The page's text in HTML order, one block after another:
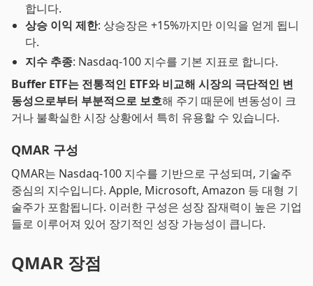
합니다.
상승 이익 제한: 상승장은 +15%까지만 이익을 얻게 됩니
다.
지수 추종: Nasdaq-100 지수를 기본 지표로 합니다.
Buffer ETF는 전통적인 ETF와 비교해 시장의 극단적인 변
동성으로부터 부분적으로 보호해 주기 때문에 변동성이 크
거나 불확실한 시장 상황에서 특히 유용할 수 있습니다.
QMAR 구성
QMAR는 Nasdaq-100 지수를 기반으로 구성되며, 기술주
중심의 지수입니다. Apple, Microsoft, Amazon 등 대형 기
술주가 포함됩니다. 이러한 구성은 성장 잠재력이 높은 기업
들로 이루어져 있어 장기적인 성장 가능성이 큽니다.
QMAR 장점